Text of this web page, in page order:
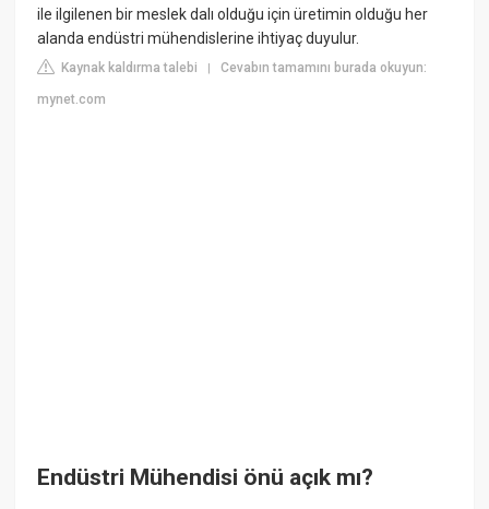
ile ilgilenen bir meslek dalı olduğu için üretimin olduğu her
alanda endüstri mühendislerine ihtiyaç duyulur.
Kaynak kaldırma talebi |Cevabın tamamını burada okuyun:
mynet.com
Endüstri Mühendisi önü açık mı?